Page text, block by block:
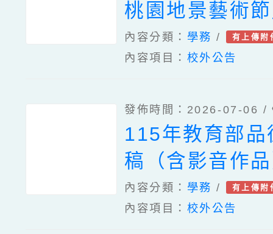
桃園地景藝術
內容分類： 學務 / 有上傳附
內容項目： 校外公告
發佈時間：2026-07-06 /
115年教育部品
稿（含影音作
動實施計畫
內容分類： 學務 / 有上傳附
內容項目： 校外公告